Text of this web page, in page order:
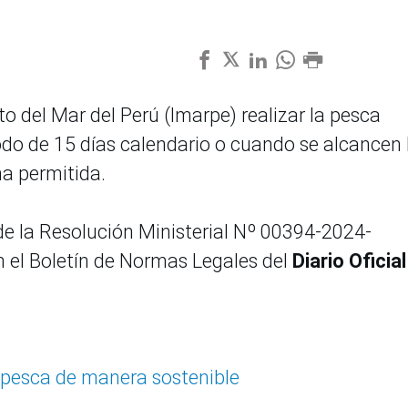
del Mar del Perú (Imarpe) realizar la pesca
de 15 días calendario o cuando se alcancen
permitida.
la Resolución Ministerial Nº 00394-2024-
el Boletín de Normas Legales del Diario Oficial
de manera sostenible